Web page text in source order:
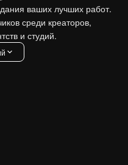
ваших лучших работ.
среди креаторов,
и студий.